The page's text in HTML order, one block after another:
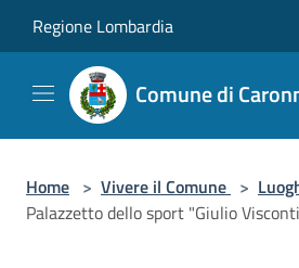
Regione Lombardia
Comune di
Home > Vivere il Comune >
Palazzetto dello sport "Giulio